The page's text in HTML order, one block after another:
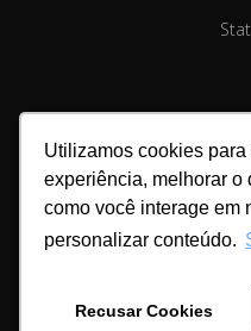
Utilizamos cookies
experiência, melhorar o
como você interage em
personalizar conteúdo.
Recusar Cookies
Copyright ©
Cookies